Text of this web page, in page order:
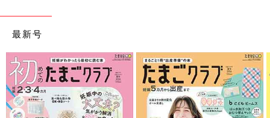
最新号